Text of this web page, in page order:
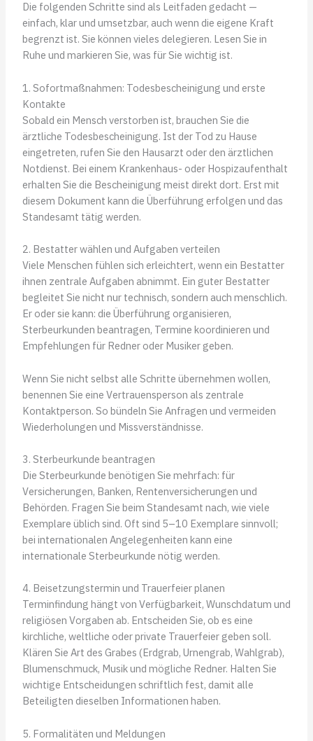
Die folgenden Schritte sind als Leitfaden gedacht —
einfach, klar und umsetzbar, auch wenn die eigene Kraft
begrenzt ist. Sie können vieles delegieren. Lesen Sie in
Ruhe und markieren Sie, was für Sie wichtig ist.
1. Sofortmaßnahmen: Todesbescheinigung und erste
Kontakte
Sobald ein Mensch verstorben ist, brauchen Sie die
ärztliche Todesbescheinigung. Ist der Tod zu Hause
eingetreten, rufen Sie den Hausarzt oder den ärztlichen
Notdienst. Bei einem Krankenhaus- oder Hospizaufenthalt
erhalten Sie die Bescheinigung meist direkt dort. Erst mit
diesem Dokument kann die Überführung erfolgen und das
Standesamt tätig werden.
2. Bestatter wählen und Aufgaben verteilen
Viele Menschen fühlen sich erleichtert, wenn ein Bestatter
ihnen zentrale Aufgaben abnimmt. Ein guter Bestatter
begleitet Sie nicht nur technisch, sondern auch menschlich.
Er oder sie kann: die Überführung organisieren,
Sterbeurkunden beantragen, Termine koordinieren und
Empfehlungen für Redner oder Musiker geben.
Wenn Sie nicht selbst alle Schritte übernehmen wollen,
benennen Sie eine Vertrauensperson als zentrale
Kontaktperson. So bündeln Sie Anfragen und vermeiden
Wiederholungen und Missverständnisse.
3. Sterbeurkunde beantragen
Die Sterbeurkunde benötigen Sie mehrfach: für
Versicherungen, Banken, Rentenversicherungen und
Behörden. Fragen Sie beim Standesamt nach, wie viele
Exemplare üblich sind. Oft sind 5–10 Exemplare sinnvoll;
bei internationalen Angelegenheiten kann eine
internationale Sterbeurkunde nötig werden.
4. Beisetzungstermin und Trauerfeier planen
Terminfindung hängt von Verfügbarkeit, Wunschdatum und
religiösen Vorgaben ab. Entscheiden Sie, ob es eine
kirchliche, weltliche oder private Trauerfeier geben soll.
Klären Sie Art des Grabes (Erdgrab, Urnengrab, Wahlgrab),
Blumenschmuck, Musik und mögliche Redner. Halten Sie
wichtige Entscheidungen schriftlich fest, damit alle
Beteiligten dieselben Informationen haben.
5. Formalitäten und Meldungen